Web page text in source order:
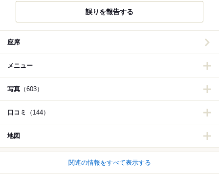
誤りを報告する
座席
メニュー
写真 （603）
口コミ （144）
地図
関連の情報をすべて表示する